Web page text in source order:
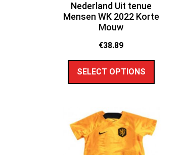
Nederland Uit tenue
Mensen WK 2022 Korte
Mouw
€38.89
SELECT OPTIONS